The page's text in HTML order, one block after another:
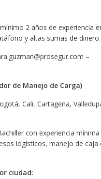
2 años de experiencia
y altas sumas de dinero.
–
de Manejo de Carga)
Cali, Cartagena,
con experiencia
logísticos, manejo de caja
ciudad: